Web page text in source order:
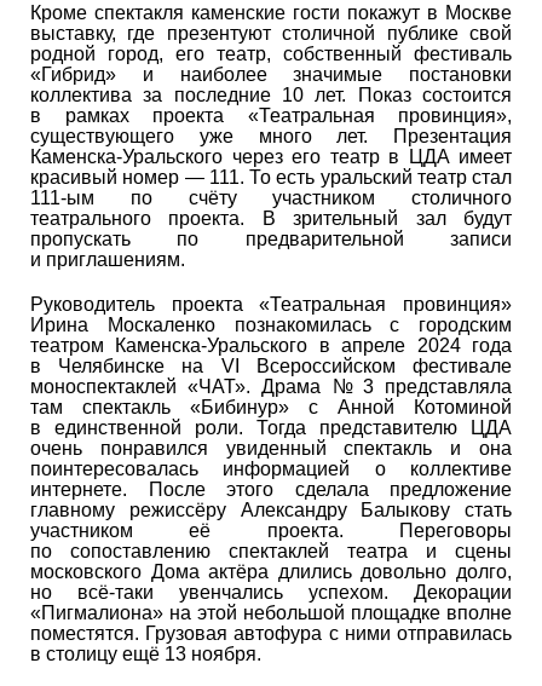
Кроме спектакля каменские гости покажут в Москве
выставку, где презентуют столичной публике свой
родной город, его театр, собственный фестиваль
«Гибрид» и наиболее значимые постановки
коллектива за последние 10 лет. Показ состоится
в рамках проекта «Театральная провинция»,
существующего уже много лет. Презентация
Каменска-Уральского через его театр в ЦДА имеет
красивый номер — 111. То есть уральский театр стал
111-ым по счёту участником столичного
театрального проекта. В зрительный зал будут
пропускать по предварительной записи
и приглашениям.
Руководитель проекта «Театральная провинция»
Ирина Москаленко познакомилась с городским
театром Каменска-Уральского в апреле 2024 года
в Челябинске на VI Всероссийском фестивале
моноспектаклей «ЧАТ». Драма № 3 представляла
там спектакль «Бибинур» с Анной Котоминой
в единственной роли. Тогда представителю ЦДА
очень понравился увиденный спектакль и она
поинтересовалась информацией о коллективе
интернете. После этого сделала предложение
главному режиссёру Александру Балыкову стать
участником её проекта. Переговоры
по сопоставлению спектаклей театра и сцены
московского Дома актёра длились довольно долго,
но всё-таки увенчались успехом. Декорации
«Пигмалиона» на этой небольшой площадке вполне
поместятся. Грузовая автофура с ними отправилась
в столицу ещё 13 ноября.